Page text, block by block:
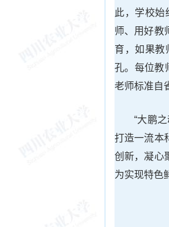
此，学校
师、用好教
育，如果教
孔。每位教
老师标准自
“大鹏
打造一流本
创新，凝心
为实现特色